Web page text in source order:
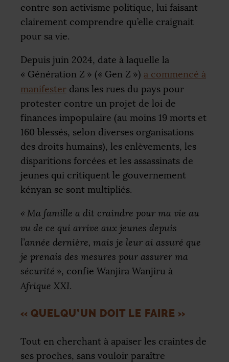
contre son activisme politique, lui faisant
clairement comprendre qu’elle craignait
pour sa vie.
Depuis juin 2024, date à laquelle la
« Génération Z » (« Gen Z ») a commencé à
manifester dans les rues du pays pour
protester contre un projet de loi de
finances impopulaire (au moins 19 morts et
160 blessés, selon diverses organisations
des droits humains), les enlèvements, les
disparitions forcées et les assassinats de
jeunes qui critiquent le gouvernement
kényan se sont multipliés.
« Ma famille a dit craindre pour ma vie au
vu de ce qui arrive aux jeunes depuis
l’année dernière, mais je leur ai assuré que
je prenais des mesures pour assurer ma
sécurité », confie Wanjira Wanjiru à
Afrique XXI.
« QUELQU’UN DOIT LE FAIRE »
Tout en cherchant à apaiser les craintes de
ses proches, sans vouloir paraître